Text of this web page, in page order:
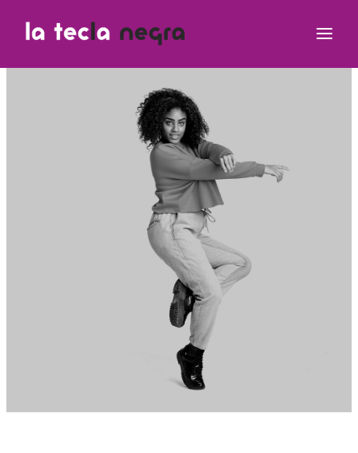
Clases
Equipo Teclero
Contacto
¿Dudas?